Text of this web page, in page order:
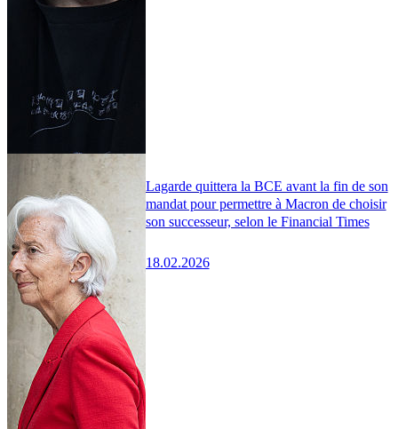
Lagarde quittera la BCE avant la fin de son
mandat pour permettre à Macron de choisir
son successeur, selon le Financial Times
18.02.2026